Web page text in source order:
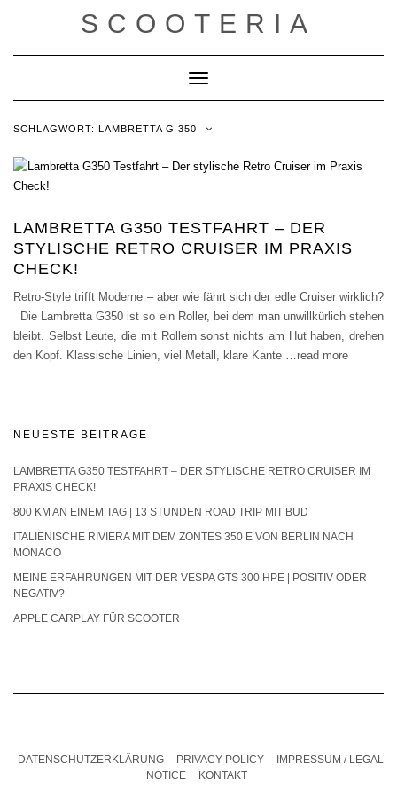
SCOOTERIA
Toggle Navigation
SCHLAGWORT: LAMBRETTA G 350
LAMBRETTA G350 TESTFAHRT – DER
STYLISCHE RETRO CRUISER IM PRAXIS
CHECK!
Retro-Style trifft Moderne – aber wie fährt sich der edle Cruiser wirklich?
Die Lambretta G350 ist so ein Roller, bei dem man unwillkürlich stehen
bleibt. Selbst Leute, die mit Rollern sonst nichts am Hut haben, drehen
den Kopf. Klassische Linien, viel Metall, klare Kante …read more
NEUESTE BEITRÄGE
LAMBRETTA G350 TESTFAHRT – DER STYLISCHE RETRO CRUISER IM
PRAXIS CHECK!
800 KM AN EINEM TAG | 13 STUNDEN ROAD TRIP MIT BUD
ITALIENISCHE RIVIERA MIT DEM ZONTES 350 E VON BERLIN NACH
MONACO
MEINE ERFAHRUNGEN MIT DER VESPA GTS 300 HPE | POSITIV ODER
NEGATIV?
APPLE CARPLAY FÜR SCOOTER
DATENSCHUTZERKLÄRUNG PRIVACY POLICY
IMPRESSUM / LEGAL
NOTICE
KONTAKT